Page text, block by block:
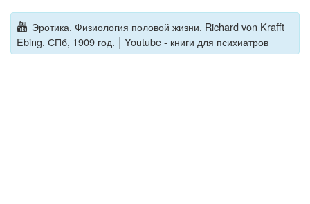
Эротика. Физиология половой жизни. Richard von Krafft
Ebing. СПб, 1909 год. | Youtube - книги для психиатров